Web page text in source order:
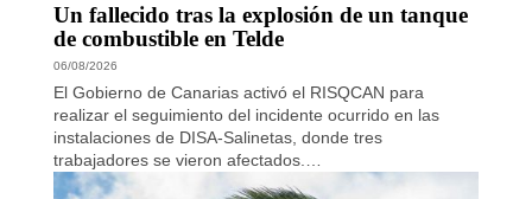
Un fallecido tras la explosión de un tanque
de combustible en Telde
06/08/2026
El Gobierno de Canarias activó el RISQCAN para
realizar el seguimiento del incidente ocurrido en las
instalaciones de DISA-Salinetas, donde tres
trabajadores se vieron afectados.…